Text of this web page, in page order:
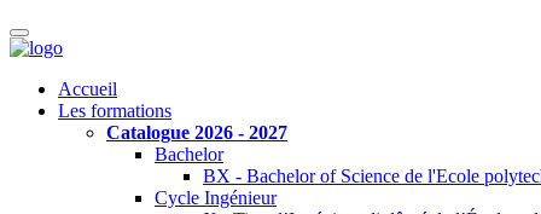
Accueil
Les formations
Catalogue 2026 - 2027
Bachelor
BX - Bachelor of Science de l'Ecole
Cycle Ingénieur